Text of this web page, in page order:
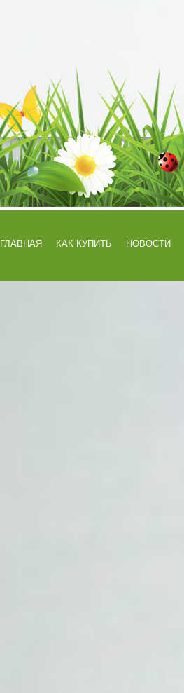
ГЛАВНАЯ КАК КУПИТЬ НОВОСТИ